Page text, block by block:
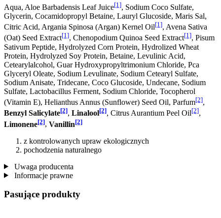
Aqua, Aloe Barbadensis Leaf Juice[1], Sodium Coco­ Sulfate,
Glycerin, Cocamidopropyl Betaine, Lauryl Glucoside, Maris Sal,
Citric Acid, Argania Spinosa (Argan) Kernel Oil[1], Avena Sativa
(Oat) Seed Extract[1], Chenopodium Quinoa Seed Extract[1], Pisum
Sativum Peptide, Hydrolyzed Corn Protein, Hydrolized Wheat
Protein, Hydrolyzed Soy Protein, Betaine, Levulinic Acid,
Cetearylalcohol, Guar Hydroxypropyltrimonium Chloride, Pca
Glyceryl Oleate, Sodium Levulinate, Sodium Cetearyl Sulfate,
Sodium Anisate, Tridecane, Coco Glucoside, Undecane, Sodium
Sulfate, Lactobacillus Ferment, Sodium Chloride, Tocopherol
(Vitamin E), Helianthus Annus (Sunflower) Seed Oil, Parfum[2],
Benzyl Salicylate[2], Linalool[2], Citrus Aurantium Peel Oil[2],
Limonene[2], Vanillin[2]
z kontrolowanych upraw ekologicznych
pochodzenia naturalnego
Uwaga producenta
Informacje prawne
Pasujące produkty